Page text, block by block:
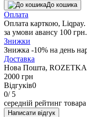
До кошика
Оплата
Оплата карткою,
за умови авансу 100 грн.
Знижки
Знижка -10% на день
Доставка
Нова Пошта, ROZETKA
2000 грн
Відгуків0
0/ 5
середній рейтинг товара
Написати відгук